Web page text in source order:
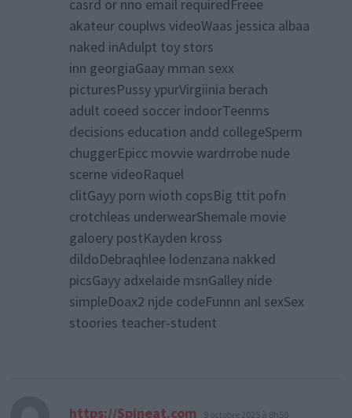
casrd or nno email requiredFreee
akateur couplws videoWaas jessica albaa
naked inAdulpt toy stors
inn georgiaGaay mman sexx
picturesPussy ypurVirgiinia berach
adult coeed soccer indoorTeenms
decisions education andd collegeSperm
chuggerEpicc movvie wardrrobe nude
scerne videoRaquel
clitGayy porn wioth copsBig ttit pofn
crotchleas underwearShemale movie
galoery postKayden kross
dildoDebraqhlee lodenzana nakked
picsGayy adxelaide msnGalley nide
simpleDoax2 njde codeFunnn anl sexSex
stoories teacher-student
https://Spineat.com dit :
9 octobre 2025 à 8h50